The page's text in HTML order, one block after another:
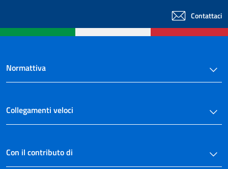
ARMONIZZAZIONE DELLA DISCIPLINA DELLE ACCISE SU OLI MINERALI,
ALCOLE,
SUI TABACCHI LAVORATI
28
TITOLO I
BEVANDE ALCOLICHE E TABACCHI LAVORATI, NONCHÈ ALTRE IMPOSIZIONI
INDIRETTE SUI CONSUMI.
Contattaci
Normattiva
Collegamenti veloci
Con il contributo di